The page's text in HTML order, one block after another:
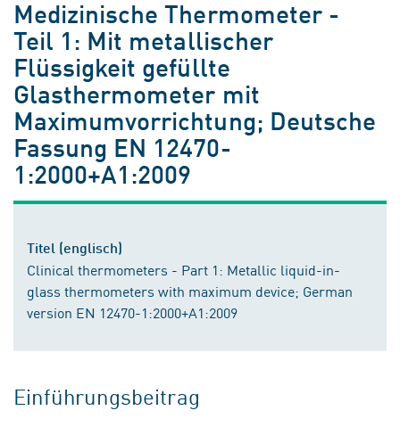
Medizinische Thermometer -
Teil 1: Mit metallischer
Flüssigkeit gefüllte
Glasthermometer mit
Maximumvorrichtung; Deutsche
Fassung EN 12470-
1:2000+A1:2009
Titel (englisch)
Clinical thermometers - Part 1: Metallic liquid-in-
glass thermometers with maximum device; German
version EN 12470-1:2000+A1:2009
Einführungsbeitrag